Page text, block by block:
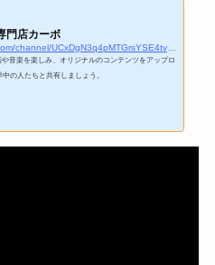
門店カーボ
channel/UCxDgN3q4pMTGrsYSE4tvuKg
や音楽を楽しみ、オリジナルのコンテンツをアップロ
の人たちと共有しましょう。